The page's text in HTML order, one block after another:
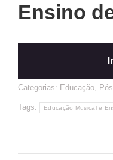
Ensino
Categorias: Educação,
Tags: Educação Musical e